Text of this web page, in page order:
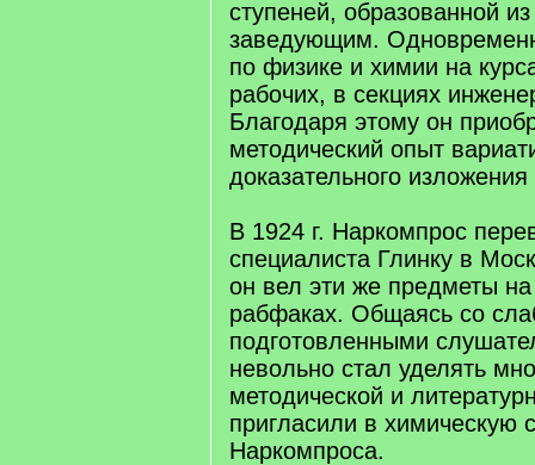
ступеней, образованной
заведующим.
по физике и химии на
рабочих, в секциях
Благодаря этому он
методический опыт
доказательного
В 1924 г. Наркомпрос
специалиста Глинку в
он вел эти же предметы
рабфаках. Общаясь со
подготовленными
невольно стал уделять
методической и
пригласили в
Наркомпроса.